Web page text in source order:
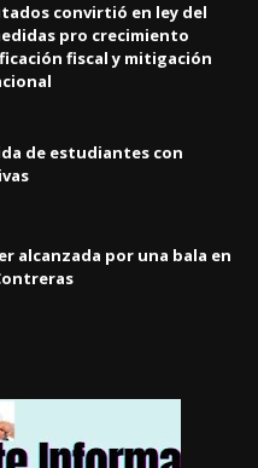
convirtió en ley del
pro crecimiento
fiscal y mitigación
de estudiantes con
alcanzada por una bala en